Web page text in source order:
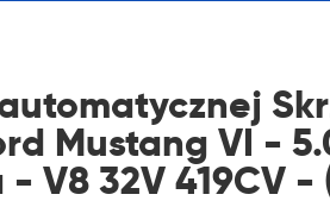
Mustang VI -
V8 32V 419CV -